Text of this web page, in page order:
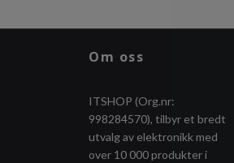
Om oss
ITSHOP (Org.nr:
998284570), tilbyr et bredt
utvalg av elektronikk med
over 10 000 produkter i